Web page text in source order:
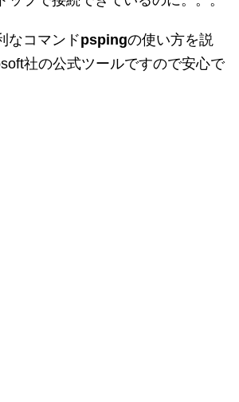
なコマンドpspingの使い方を説
社の公式ツールですので安心で